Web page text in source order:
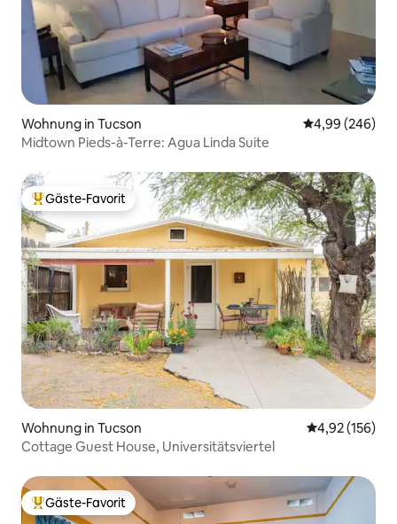
Wohnung in Tucson
4,99 (246)
Midtown Pieds-à-Terre: Agua Linda Suite
Beliebter Gäste-Favorit.
Gäste-Favorit
Wohnung in Tucson
4,92 (156)
Cottage Guest House, Universitätsviertel
Beliebter Gäste-Favorit.
Gäste-Favorit